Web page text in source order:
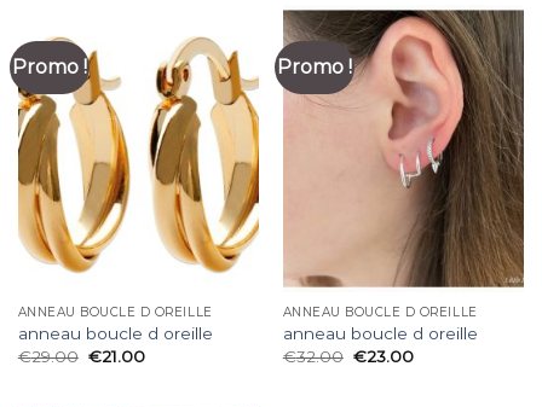
Promo !
ANNEAU BOUCLE D OREILLE
anneau boucle d oreille
€29.00 €21.00
Promo !
ANNEAU BOUCLE D OREILLE
anneau boucle d oreille
€32.00 €23.00